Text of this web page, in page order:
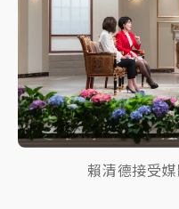
賴清德接受